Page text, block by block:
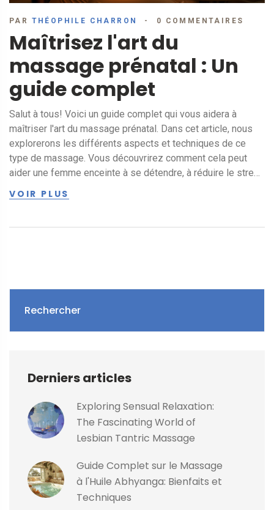
PAR THÉOPHILE CHARRON 0 COMMENTAIRES
Maîtrisez l'art du
massage prénatal : Un
guide complet
Salut à tous! Voici un guide complet qui vous aidera à
maîtriser l'art du massage prénatal. Dans cet article, nous
explorerons les différents aspects et techniques de ce
type de massage. Vous découvrirez comment cela peut
aider une femme enceinte à se détendre, à réduire le stress
découvrir ce merveilleux art et voyons ensemble comment
maman plus confortable.
VOIR PLUS
Rechercher
Derniers articles
Exploring Sensual Relaxation:
The Fascinating World of
Lesbian Tantric Massage
Guide Complet sur le Massage
à l'Huile Abhyanga: Bienfaits et
Techniques